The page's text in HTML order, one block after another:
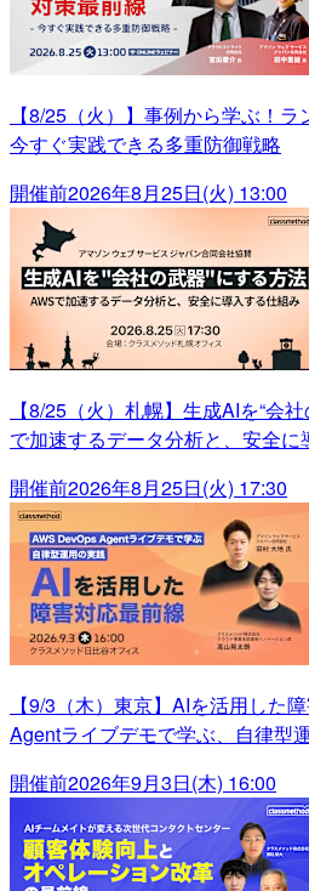
【8/25（火）】事例から学ぶ！
今すぐ実践できる多重防御戦略
開催前2026年8月25日(火) 13:00
【8/25（火）札幌】生成AIを“会
で加速するデータ分析と、安全に
開催前2026年8月25日(火) 17:30
【9/3（木）東京】AIを活用した
Agentライブデモで学ぶ、自律型
開催前2026年9月3日(木) 16:00